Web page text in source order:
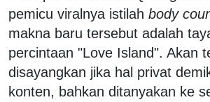
pemicu viralnya istilah body
makna baru tersebut adalah
percintaan "Love Island". Akan
disayangkan jika hal privat
konten, bahkan ditanyakan ke